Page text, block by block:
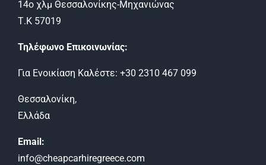
14ο χλμ Θεσσαλονίκης-Μηχανιώνας
Τ.Κ 57019
Τηλέφωνο Επικοινωνίας:
Για Ενοικίαση Καλέστε: +30 2310 467 099
Θεσσαλονίκη,
Ελλάδα
Email:
info@cheapcarhiregreece.com